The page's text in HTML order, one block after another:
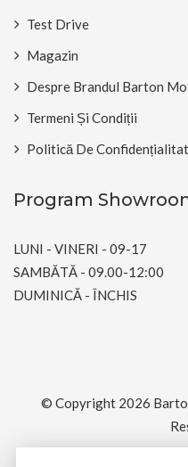
Test Drive
Magazin
Despre Brandul Barton
Termeni Și Condiții
Politică De
Program
LUNI - VINERI - 09-17
SAMBĂTĂ - 09.00-12:00
DUMINICĂ - ÎNCHIS
© Copyright 2026